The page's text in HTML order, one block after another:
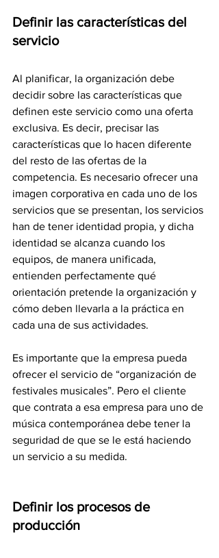
Definir las características del
servicio
Al planificar, la organización debe
decidir sobre las características que
definen este servicio como una oferta
exclusiva. Es decir, precisar las
características que lo hacen diferente
del resto de las ofertas de la
competencia. Es necesario ofrecer una
imagen corporativa en cada uno de los
servicios que se presentan, los servicios
han de tener identidad propia, y dicha
identidad se alcanza cuando los
equipos, de manera unificada,
entienden perfectamente qué
orientación pretende la organización y
cómo deben llevarla a la práctica en
cada una de sus actividades.
Es importante que la empresa pueda
ofrecer el servicio de “organización de
festivales musicales”. Pero el cliente
que contrata a esa empresa para uno de
música contemporánea debe tener la
seguridad de que se le está haciendo
un servicio a su medida.
Definir los procesos de
producción